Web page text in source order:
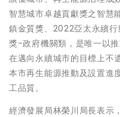
智慧城市卓越貢獻獎之智慧
鎮金質獎、2022亞太永續行
獎-政府機關類，是唯一以
在邁向永續城市的目標上不
本市再生能源推動及設置進
工品質。
經濟發展局林榮川局長表示